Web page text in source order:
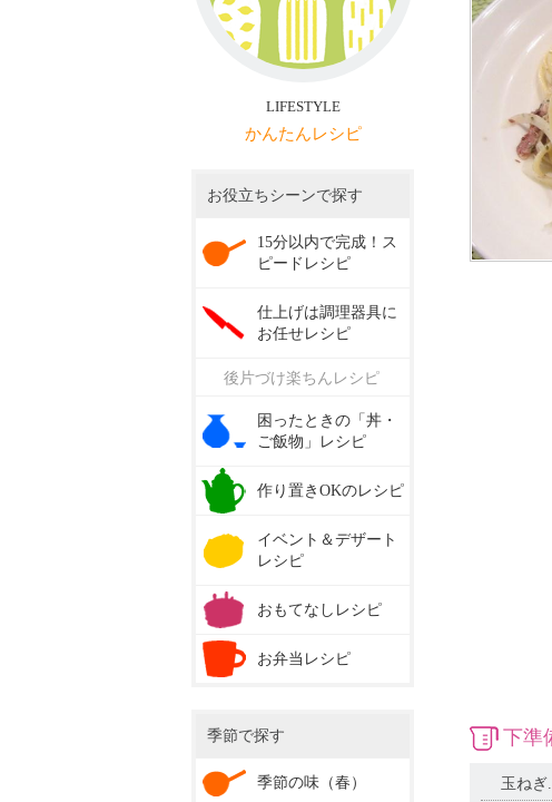
下準
玉ねぎ
LIFESTYLE
かんたんレシピ
お役立ちシーンで探す
15分以内で完成！ス
ピードレシピ
仕上げは調理器具に
お任せレシピ
後片づけ楽ちんレシピ
困ったときの「丼・
ご飯物」レシピ
作り置きOKのレシピ
イベント＆デザート
レシピ
おもてなしレシピ
お弁当レシピ
季節で探す
季節の味（春）